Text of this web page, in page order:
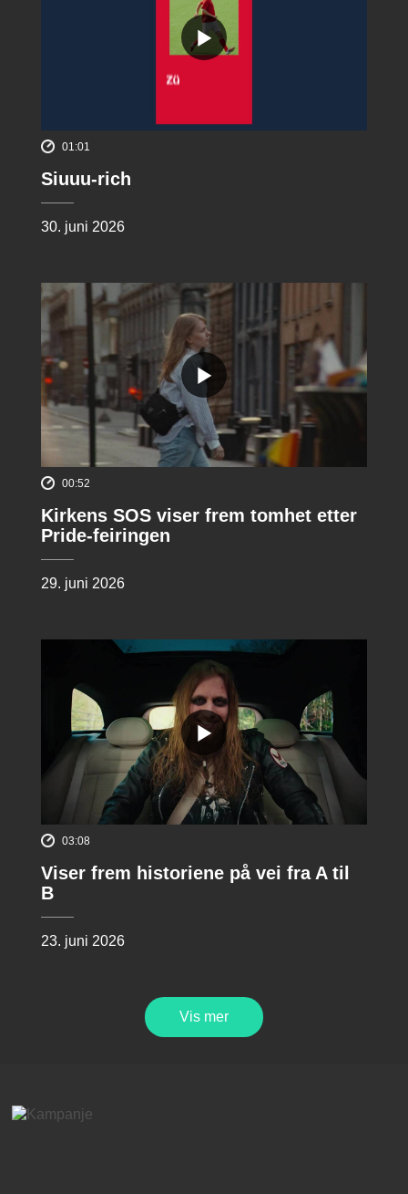
01:01
Siuuu-rich
30. juni 2026
00:52
Kirkens SOS viser frem tomhet etter
Pride-feiringen
29. juni 2026
03:08
Viser frem historiene på vei fra A til
B
23. juni 2026
Vis mer